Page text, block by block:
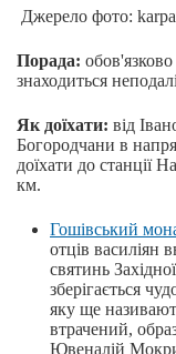
Джерело фото:
Порада: обов'язково
знаходиться
Як доїхати: від
Богородчани в
доїхати до станції
км.
Гошівський
отців василіян
святинь
зберігається
яку ще
втрачений,
Ювеналій